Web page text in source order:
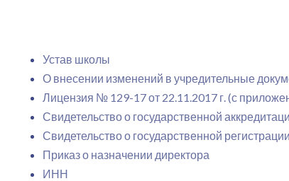
Устав школы
О внесении изменений в учредительные
Лицензия № 129-17 от 22.11.2017 г. (с
Свидетельство о государственной
Свидетельство о государственной регистрации
Приказ о назначении директора
ИНН